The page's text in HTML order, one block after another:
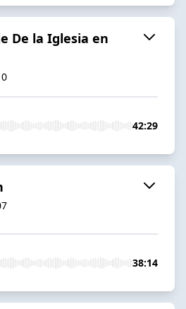
De la Iglesia en
42:29
38:14